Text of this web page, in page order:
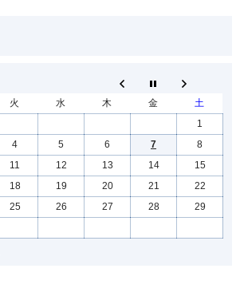
火 水 木 金
土
1
4 5 6 7
8
11 12 13 14
15
18 19 20 21
22
25 26 27 28
29